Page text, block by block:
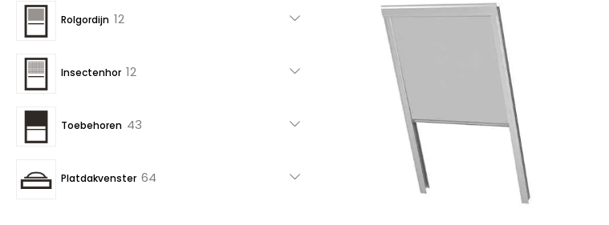
Rolgordijn 12
Insectenhor 12
Toebehoren 43
Platdakvenster 64